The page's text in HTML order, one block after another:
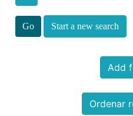
Start a new search
Add
Ordenar